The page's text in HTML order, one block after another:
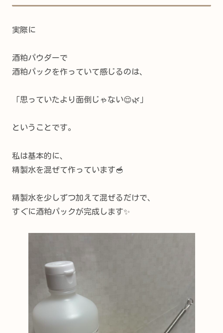
実際に
酒粕パウダーで
酒粕パックを作っていて感じるのは、
「思っていたより面倒じゃない😌🌿」
ということです。
私は基本的に、
精製水を混ぜて作っています🥣
精製水を少しずつ加えて混ぜるだけで、
すぐに酒粕パックが完成します✨